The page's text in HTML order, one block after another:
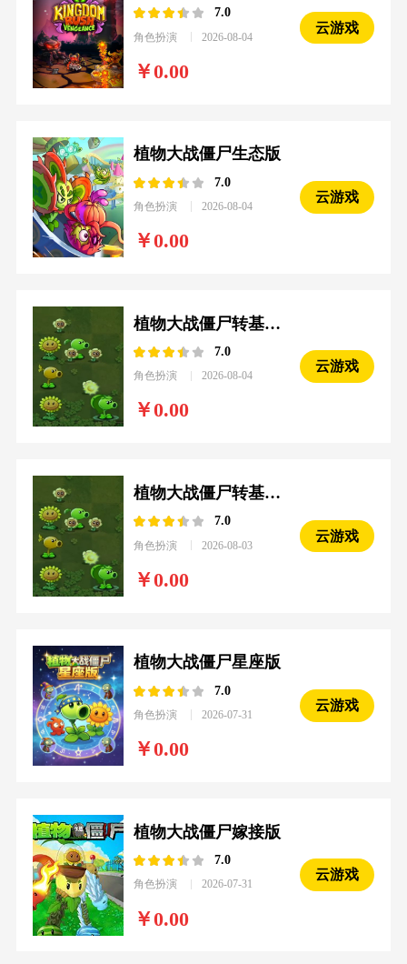
7.0
角色扮演 2026-08-04
0.00
云游戏
植物大战僵尸生态版
7.0
角色扮演 2026-08-04
0.00
云游戏
植物大战僵尸转基因版
7.0
角色扮演 2026-08-04
0.00
云游戏
植物大战僵尸转基因版
7.0
角色扮演 2026-08-03
0.00
云游戏
植物大战僵尸星座版
7.0
角色扮演 2026-07-31
0.00
云游戏
植物大战僵尸嫁接版
7.0
角色扮演 2026-07-31
0.00
云游戏